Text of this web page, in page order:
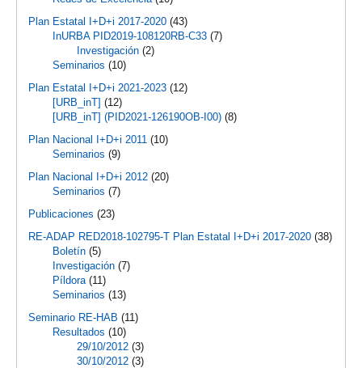
Plan Estatal I+D+i 2017-2020 (43)
InURBA PID2019-108120RB-C33 (7)
Investigación (2)
Seminarios (10)
Plan Estatal I+D+i 2021-2023 (12)
[URB_inT] (12)
[URB_inT] (PID2021-126190OB-I00) (8)
Plan Nacional I+D+i 2011 (10)
Seminarios (9)
Plan Nacional I+D+i 2012 (20)
Seminarios (7)
Publicaciones (23)
RE-ADAP RED2018-102795-T Plan Estatal I+D+i 2017-2020 (38)
Boletín (5)
Investigación (7)
Píldora(11)
Seminarios (13)
Seminario RE-HAB (11)
Resultados (10)
29/10/2012 (3)
30/10/2012 (3)